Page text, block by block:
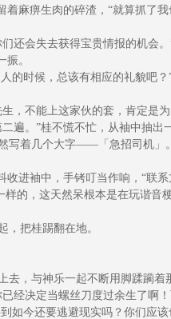
麻痹生肉的碎渣，“就算抓了我
还会失去获得宝贵情报的机会。
。
的时候，总该有相应的礼貌吧？
，不能上这家伙的套，肯定是
遍。”桂不慌不忙，从袖中抽出
写着几个大字——「急招司机」。
进袖中，手铐叮当作响，“联
的，这天然呆根本是在玩谐音梗
把桂踢翻在地。
，与神乐一起不断用脚蹂躏着
经决定当螺丝刀度过余生了啊
如今还要逃避现实吗？你们应